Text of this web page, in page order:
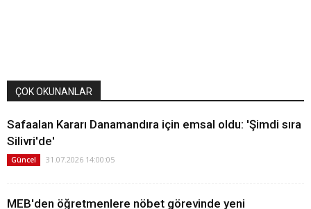
ÇOK OKUNANLAR
Safaalan Kararı Danamandıra için emsal oldu: 'Şimdi sıra
Silivri'de'
Güncel 31.07.2026 14:00:05
MEB'den öğretmenlere nöbet görevinde yeni